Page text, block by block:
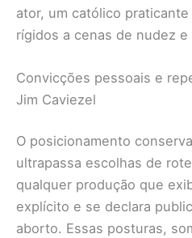
ator, um católico
rígidos a cenas de nudez e
Convicções pessoais e
Jim Caviezel
O posicionamento
ultrapassa escolhas de
qualquer produção que
explícito e se declara
aborto. Essas posturas,